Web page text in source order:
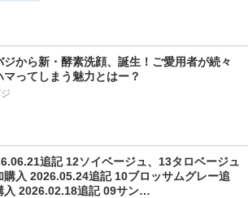
ジから新・酵素洗顔、誕生！ご愛用者が続々
マってしまう魅力とはー？
追記 12ソイベージュ、13タロベージュ
購入 2026.05.24追記 10ブロッサムグレー追
入 2026.02.18追記 09サン…